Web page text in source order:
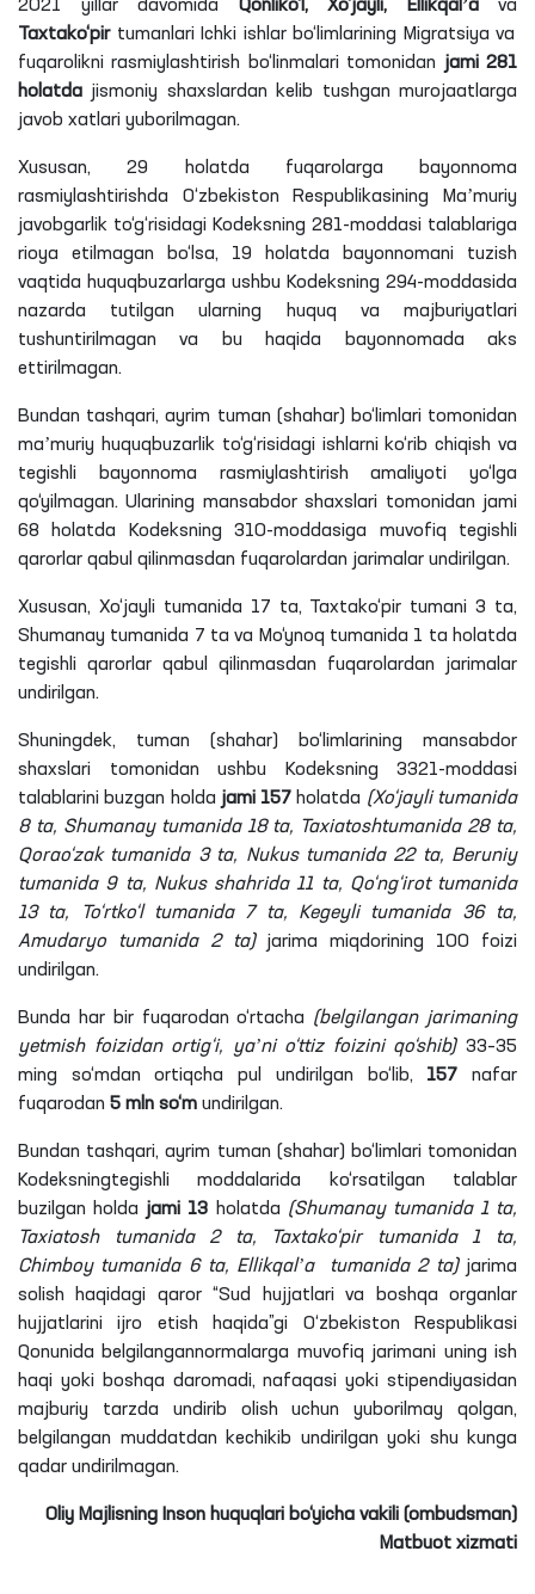
2021 yillar davomida Qonliko‘l, Xo‘jayli, Ellikqalʼa va
Taxtako‘pir tumanlari Ichki ishlar bo‘limlarining Migratsiya va
fuqarolikni rasmiylashtirish bo‘linmalari tomonidan jami 281
holatda jismoniy shaxslardan kelib tushgan murojaatlarga
javob xatlari yuborilmagan.
Xususan, 29 holatda fuqarolarga bayonnoma
rasmiylashtirishda O‘zbekiston Respublikasining Maʼmuriy
javobgarlik to‘g‘risidagi Kodeksning 281-moddasi talablariga
rioya etilmagan bo‘lsa, 19 holatda bayonnomani tuzish
vaqtida huquqbuzarlarga ushbu Kodeksning 294-moddasida
nazarda tutilgan ularning huquq va majburiyatlari
tushuntirilmagan va bu haqida bayonnomada aks
ettirilmagan.
Bundan tashqari, ayrim tuman (shahar) bo‘limlari tomonidan
maʼmuriy huquqbuzarlik to‘g‘risidagi ishlarni ko‘rib chiqish va
tegishli bayonnoma rasmiylashtirish amaliyoti yo‘lga
qo‘yilmagan. Ularining mansabdor shaxslari tomonidan jami
68 holatda Kodeksning 310-moddasiga muvofiq tegishli
qarorlar qabul qilinmasdan fuqarolardan jarimalar undirilgan.
Xususan, Xo‘jayli tumanida 17 ta, Taxtako‘pir tumani 3 ta,
Shumanay tumanida 7 ta va Mo‘ynoq tumanida 1 ta holatda
tegishli qarorlar qabul qilinmasdan fuqarolardan jarimalar
undirilgan.
Shuningdek, tuman (shahar) bo‘limlarining mansabdor
shaxslari tomonidan ushbu Kodeksning 3321-moddasi
talablarini buzgan holda jami 157 holatda (Xo‘jayli tumanida
8 ta, Shumanay tumanida 18 ta, Taxiatoshtumanida 28 ta,
Qorao‘zak tumanida 3 ta, Nukus tumanida 22 ta, Beruniy
tumanida 9 ta, Nukus shahrida 11 ta, Qo‘ng‘irot tumanida
13 ta, To‘rtko‘l tumanida 7 ta, Kegeyli tumanida 36 ta,
Amudaryo tumanida 2 ta) jarima miqdorining 100 foizi
undirilgan.
Bunda har bir fuqarodan o‘rtacha (belgilangan jarimaning
yetmish foizidan ortig‘i, yaʼni o‘ttiz foizini qo‘shib) 33–35
ming so‘mdan ortiqcha pul undirilgan bo‘lib, 157nafar
fuqarodan 5 mln so‘m undirilgan.
Bundan tashqari, ayrim tuman (shahar) bo‘limlari tomonidan
Kodeksningtegishli moddalarida ko‘rsatilgan talablar
buzilgan holda jami 13 holatda (Shumanay tumanida 1 ta,
Taxiatosh tumanida 2 ta, Taxtako‘pir tumanida 1 ta,
Chimboy tumanida 6 ta, Ellikqalʼa tumanida 2 ta) jarima
solish haqidagi qaror “Sud hujjatlari va boshqa organlar
hujjatlarini ijro etish haqida”gi O‘zbekiston Respublikasi
Qonunida belgilangannormalarga muvofiq jarimani uning ish
haqi yoki boshqa daromadi, nafaqasi yoki stipendiyasidan
majburiy tarzda undirib olish uchun yuborilmay qolgan,
belgilangan muddatdan kechikib undirilgan yoki shu kunga
qadar undirilmagan.
Oliy Majlisning Inson huquqlari bo‘yicha vakili (ombudsman)
Matbuot xizmati